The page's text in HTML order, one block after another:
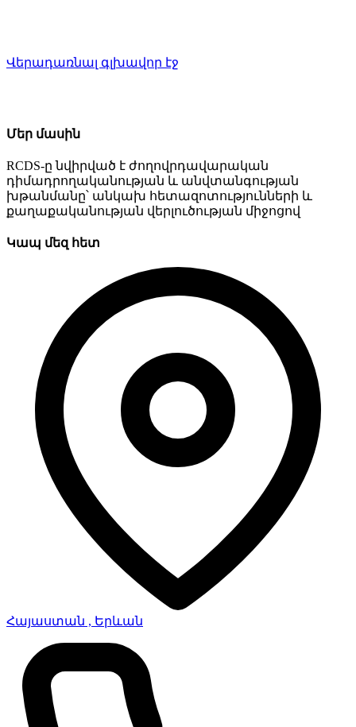
Վերադառնալ գլխավոր էջ
Մեր մասին
RCDS-ը նվիրված է ժողովրդավարական
դիմադրողականության և անվտանգության
խթանմանը՝ անկախ հետազոտությունների և
քաղաքականության վերլուծության միջոցով
Կապ մեզ հետ
Հայաստան , Երևան